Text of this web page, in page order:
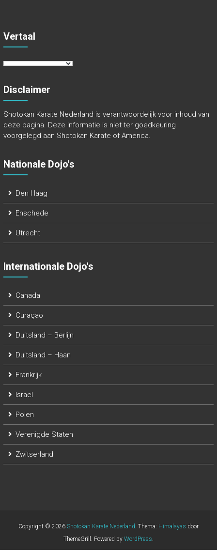
Vertaal
Disclaimer
Shotokan Karate Nederland is verantwoordelijk voor inhoud van
deze pagina. Deze informatie is niet ter goedkeuring
voorgelegd aan Shotokan Karate of America.
Nationale Dojo's
Den Haag
Enschede
Utrecht
Internationale Dojo's
Canada
Curaçao
Duitsland – Berlijn
Duitsland – Haan
Frankrijk
Israël
Polen
Verenigde Staten
Zwitserland
Copyright © 2026 Shotokan Karate Nederland. Thema: Himalayas door
ThemeGrill. Powered by WordPress.